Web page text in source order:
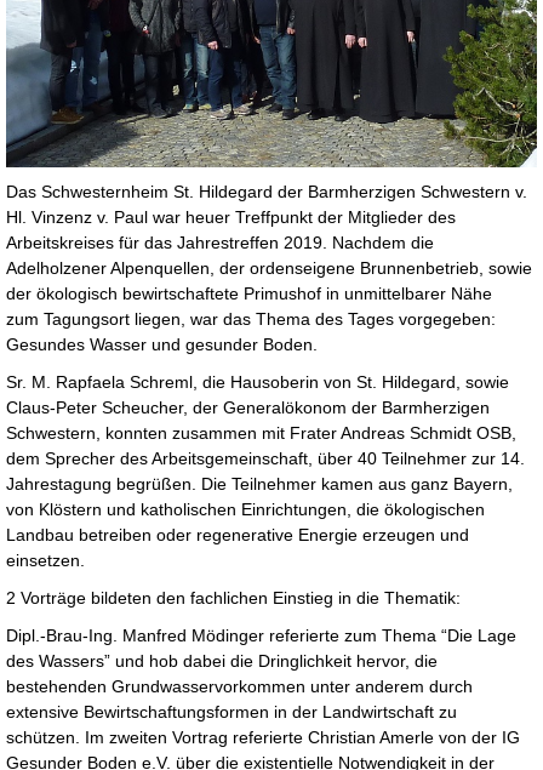
Das Schwesternheim St. Hildegard der Barmherzigen Schwestern v.
Hl. Vinzenz v. Paul war heuer Treffpunkt der Mitglieder des
Arbeitskreises für das Jahrestreffen 2019. Nachdem die
Adelholzener Alpenquellen, der ordenseigene Brunnenbetrieb, sowie
der ökologisch bewirtschaftete Primushof in unmittelbarer Nähe
zum Tagungsort liegen, war das Thema des Tages vorgegeben:
Gesundes Wasser und gesunder Boden.
Sr. M. Rapfaela Schreml, die Hausoberin von St. Hildegard, sowie
Claus-Peter Scheucher, der Generalökonom der Barmherzigen
Schwestern, konnten zusammen mit Frater Andreas Schmidt OSB,
dem Sprecher des Arbeitsgemeinschaft, über 40 Teilnehmer zur 14.
Jahrestagung begrüßen. Die Teilnehmer kamen aus ganz Bayern,
von Klöstern und katholischen Einrichtungen, die ökologischen
Landbau betreiben oder regenerative Energie erzeugen und
einsetzen.
2 Vorträge bildeten den fachlichen Einstieg in die Thematik:
Dipl.-Brau-Ing. Manfred Mödinger referierte zum Thema “Die Lage
des Wassers” und hob dabei die Dringlichkeit hervor, die
bestehenden Grundwasservorkommen unter anderem durch
extensive Bewirtschaftungsformen in der Landwirtschaft zu
schützen. Im zweiten Vortrag referierte Christian Amerle von der IG
Gesunder Boden e.V. über die existentielle Notwendigkeit in der